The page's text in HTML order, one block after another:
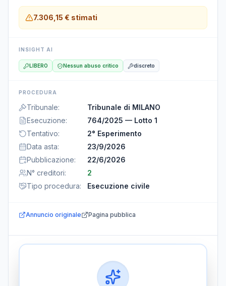
7.306,15 € stimati
INSIGHT AI
LIBERO Nessun abuso critico discreto
PROCEDURA
Tribunale:
Tribunale di MILANO
Esecuzione:
764/2025 — Lotto 1
Tentativo:
2° Esperimento
Data asta:
23/9/2026
Pubblicazione:
22/6/2026
N° creditori:
2
Tipo procedura: Esecuzione civile
Annuncio originale Pagina pubblica